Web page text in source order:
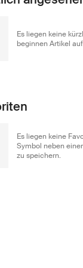
Es liegen keine
beginnen Artikel
Es liegen keine
Symbol neben
zu speichern.